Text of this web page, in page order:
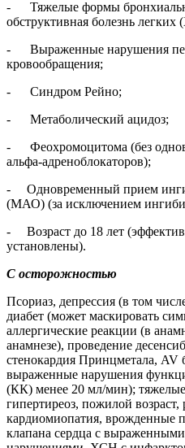
- Тяжелые формы
обструктивная болезнь
- Выраженные нарушения
кровообращения;
- Синдром Рейно;
- Метаболический ацидоз;
- Феохромоцитома (без
альфа-адреноблокаторов);
- Одновременный прием
(МАО) (за исключением
- Возраст до 18 лет
установлены).
С осторожностью
Псориаз, депрессия (в том
диабет (может маскировать
аллергические реакции (в
анамнезе), проведение
стенокардия Принцметала, AV
выраженные нарушения
(КК) менее 20 мл/мин);
гипертиреоз, пожилой возраст,
кардиомиопатия, врожденные
клапана сердца с